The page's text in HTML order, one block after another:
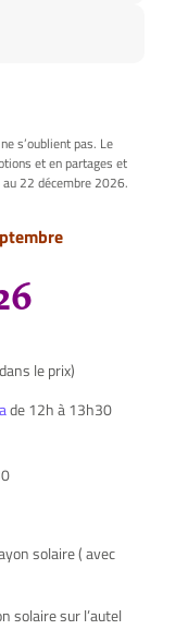
s’oublient pas. Le
et en partages et
22 décembre 2026.
le prix)
de 12h à 13h30
solaire ( avec
solaire sur l’autel